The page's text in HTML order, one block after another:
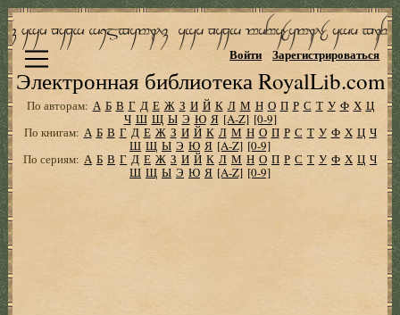
Электронная библиотека RoyalLib.com
Войти Зарегистрироваться
По авторам: А Б В Г Д Е Ж З И Й К Л М Н О П Р С Т У Ф Х Ц
Ч Ш Щ Ы Э Ю Я [A-Z] [0-9]
По книгам: А Б В Г Д Е Ж З И Й К Л М Н О П Р С Т У Ф Х Ц Ч
Ш Щ Ы Э Ю Я [A-Z] [0-9]
По сериям: А Б В Г Д Е Ж З И Й К Л М Н О П Р С Т У Ф Х Ц Ч
Ш Щ Ы Э Ю Я [A-Z] [0-9]